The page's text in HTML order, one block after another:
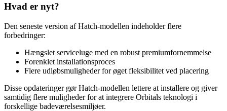
Hvad er nyt?
Den seneste version af Hatch-modellen indeholder flere
forbedringer:
Hængslet serviceluge med en robust premiumfornemmelse
Forenklet installationsproces
Flere udløbsmuligheder for øget fleksibilitet ved placering
Disse opdateringer gør Hatch-modellen lettere at installere og giver
samtidig flere muligheder for at integrere Orbitals teknologi i
forskellige badeværelsesmiljøer.